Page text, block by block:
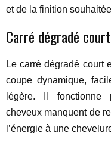
et de la finition
Carré dégradé court
Le carré dégradé court
coupe dynamique,
légère. Il fonctionne
cheveux manquent de
l’énergie à une